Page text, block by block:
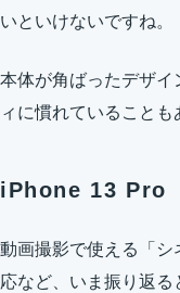
いといけないですね。
本体が角ばったデザ
ィに慣れていること
iPhone 13 Pro
動画撮影で使える「
応など、いま振り返る